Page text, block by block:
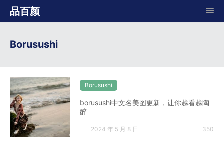
品百颜
Borusushi
Borusushi
borusushi中文名美图更新，让你越看越陶
醉
2024 年 5 月 8 日 350